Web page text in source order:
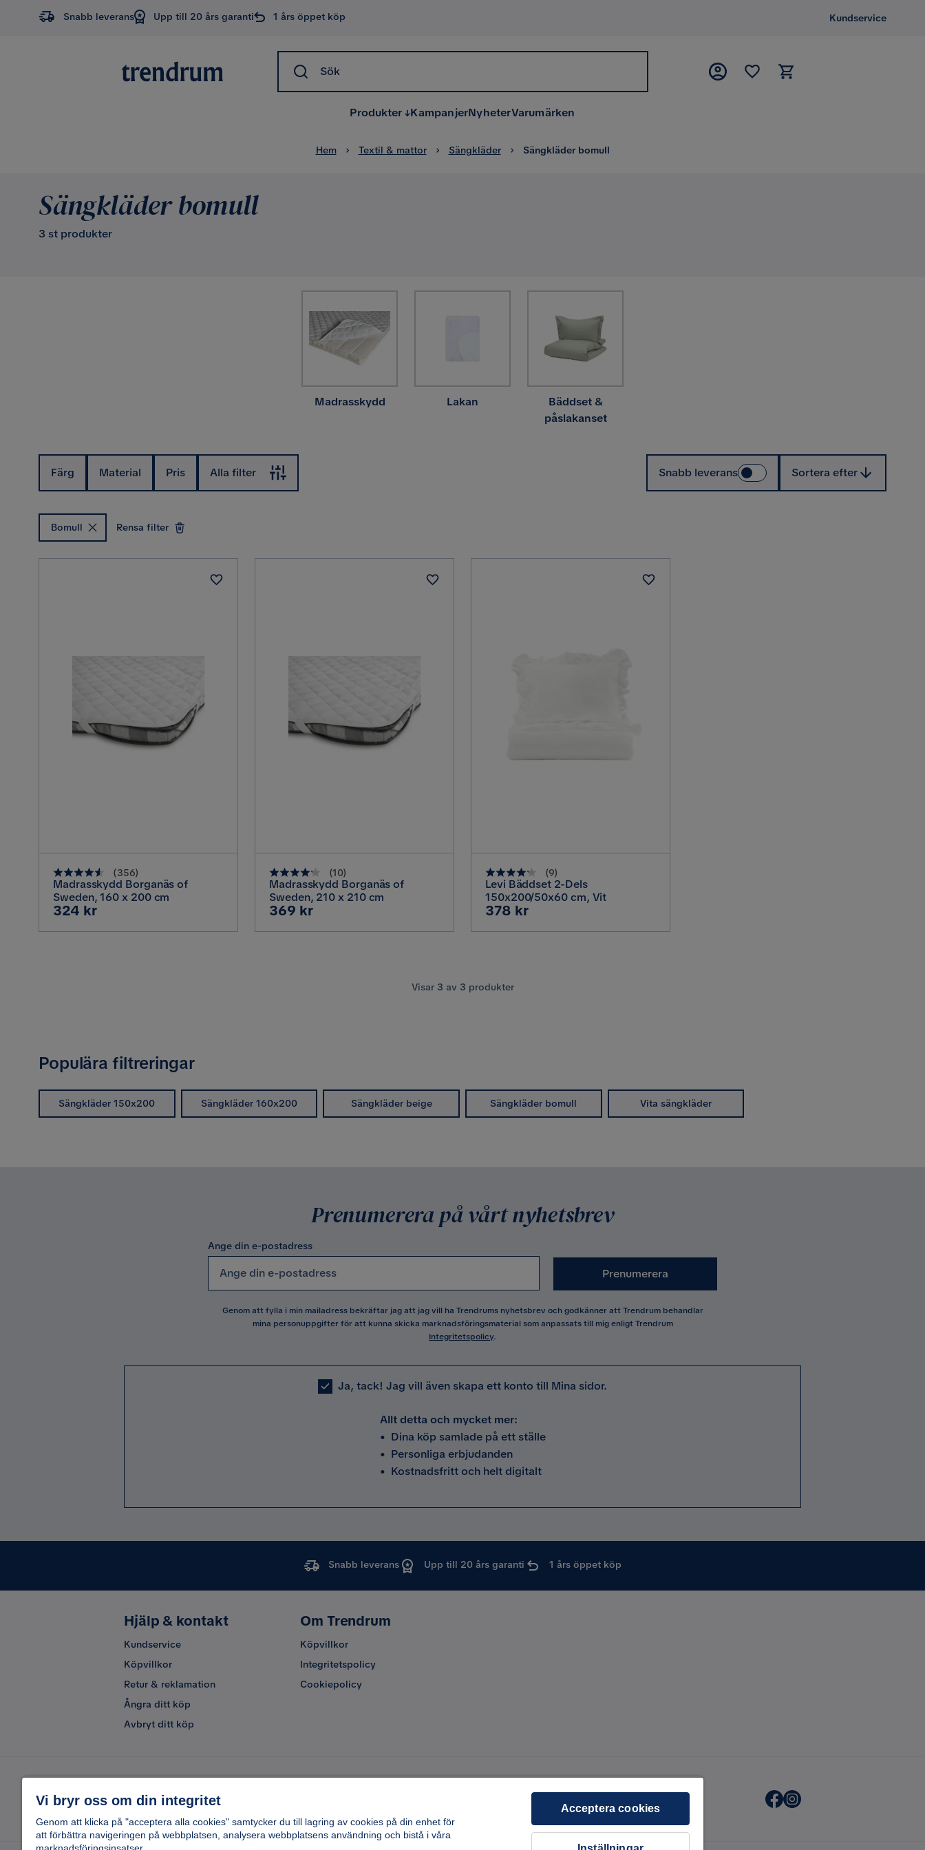
Snabb leverans Upp till 20 års garanti 1 års öppet köp Kundservice
Sök
Produkter KampanjerNyheterVarumärken
Hem Textil & mattor Sängkläder Sängkläder bomull
Sängkläder bomull
3 st produkter
Madrasskydd Lakan
Bäddset &
påslakanset
Färg Material Pris Alla filter Snabb leverans Sortera efter
Bomull Rensa filter
(356)
Madrasskydd Borganäs of
Sweden, 160 x 200 cm
Pris
324 kr
(10)
Madrasskydd Borganäs of
Sweden, 210 x 210 cm
Pris
369 kr
(9)
Levi Bäddset 2-Dels
150x200/50x60 cm, Vit
Pris
378 kr
Visar 3 av 3 produkter
Populära filtreringar
Sängkläder 150x200 Sängkläder 160x200 Sängkläder beige Sängkläder bomull Vita sängkläder
Prenumerera på vårt nyhetsbrev
Ange din e-postadress
Prenumerera
Genom att fylla i min mailadress bekräftar jag att jag vill ha Trendrums nyhetsbrev och godkänner att Trendrum behandlar
mina personuppgifter för att kunna skicka marknadsföringsmaterial som anpassats till mig enligt Trendrum
Integritetspolicy.
Ja, tack! Jag vill även skapa ett konto till Mina sidor.
Allt detta och mycket mer:
• Dina köp samlade på ett ställe
• Personliga erbjudanden
• Kostnadsfritt och helt digitalt
Snabb leverans Upp till 20 års garanti 1 års öppet köp
Hjälp & kontakt
Kundservice
Köpvillkor
Retur & reklamation
Ångra ditt köp
Avbryt ditt köp
Om Trendrum
Köpvillkor
Integritetspolicy
Cookiepolicy
Vi bryr oss om din integritet
Genom att klicka på "acceptera alla cookies" samtycker du till lagring av cookies på din enhet för
att förbättra navigeringen på webbplatsen, analysera webbplatsens användning och bistå i våra
Acceptera cookies